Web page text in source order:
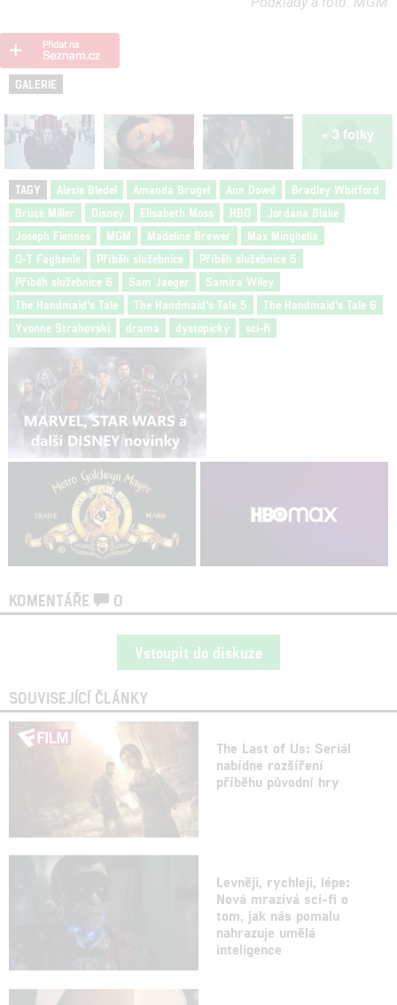
GALERIE
+ 3 fotky
TAGY Alexis Bledel Amanda Brugel Ann Dowd
Bradley Whitford
Bruce Miller
Disney Elisabeth Moss HBO
Jordana Blake
Joseph Fiennes
MGM Madeline Brewer
Max Minghella
O-T Fagbenle
Příběh služebnice
Příběh služebnice 5
Příběh služebnice 6
Sam Jaeger
Samira Wiley
The Handmaid's Tale
The Handmaid's Tale 5
The Handmaid's Tale 6
Yvonne Strahovski
drama dystopický sci-fi
KOMENTÁŘE 0
Vstoupit do diskuze
SOUVISEJÍCÍ ČLÁNKY
The Last of Us: Seriál
nabídne rozšíření
příběhu původní hry
Levněji, rychleji, lépe:
Nová mrazivá sci-fi o
tom, jak nás pomalu
nahrazuje umělá
inteligence